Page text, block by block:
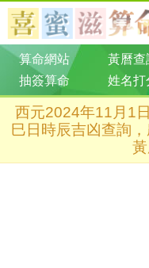
算命網站 黃曆查
抽簽算命
姓名打
西元2024年11月1
巳日時辰吉凶查詢